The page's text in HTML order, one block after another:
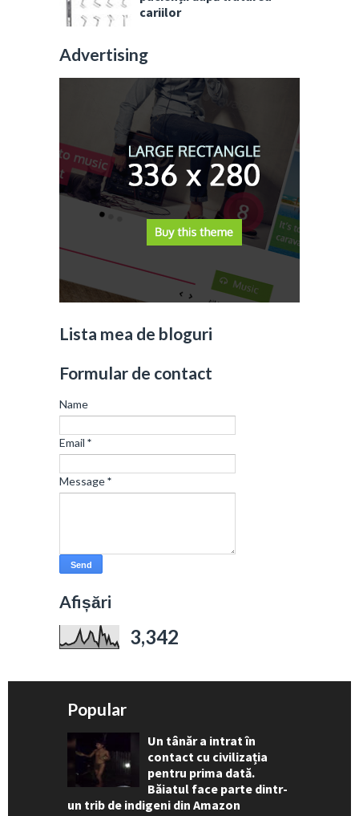
cariilor
Advertising
Lista mea de bloguri
Formular de contact
Name
Email *
Message*
Afișări
3,342
Popular
Un tânăr a intrat în
contact cu civilizația
pentru prima dată.
Băiatul face parte dintr-
un trib de indigeni din Amazon